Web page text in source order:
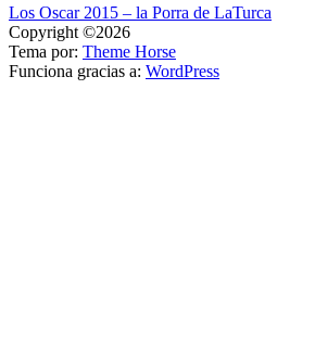
Navegación
de
entradas
Los Oscar 2015 – la Porra de LaTurca
Copyright ©2026
Tema por: Theme Horse
Funciona gracias a: WordPress